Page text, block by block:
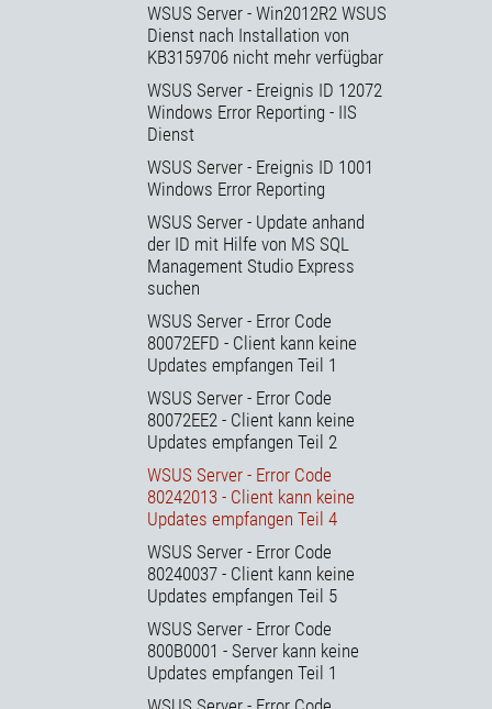
WSUS Server - Win2012R2 WSUS
Dienst nach Installation von
KB3159706 nicht mehr verfügbar
WSUS Server - Ereignis ID 12072
Windows Error Reporting - IIS
Dienst
WSUS Server - Ereignis ID 1001
Windows Error Reporting
WSUS Server - Update anhand
der ID mit Hilfe von MS SQL
Management Studio Express
suchen
WSUS Server - Error Code
80072EFD - Client kann keine
Updates empfangen Teil 1
WSUS Server - Error Code
80072EE2 - Client kann keine
Updates empfangen Teil 2
WSUS Server - Error Code
80242013 - Client kann keine
Updates empfangen Teil 4
WSUS Server - Error Code
80240037 - Client kann keine
Updates empfangen Teil 5
WSUS Server - Error Code
800B0001 - Server kann keine
Updates empfangen Teil 1